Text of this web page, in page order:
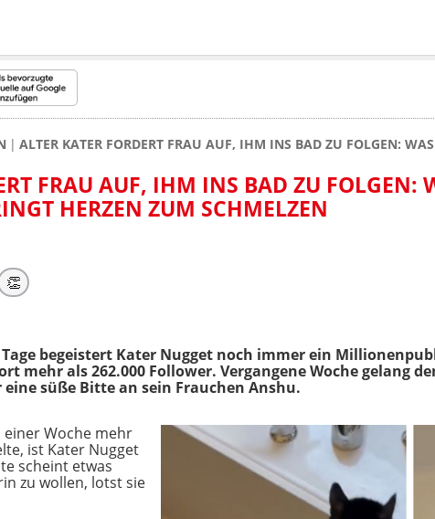
ALTER KATER FORDERT FRAU AUF, IHM INS BAD ZU FOLGEN:
FRAU AUF, IHM INS BAD ZU FOLGEN:
HERZEN ZUM SCHMELZEN
👏
begeistert Kater Nugget noch immer ein
mehr als 262.000 Follower. Vergangene Woche gelang
süße Bitte an sein Frauchen Anshu.
Woche mehr
ist Kater Nugget
scheint etwas
zu wollen, lotst sie